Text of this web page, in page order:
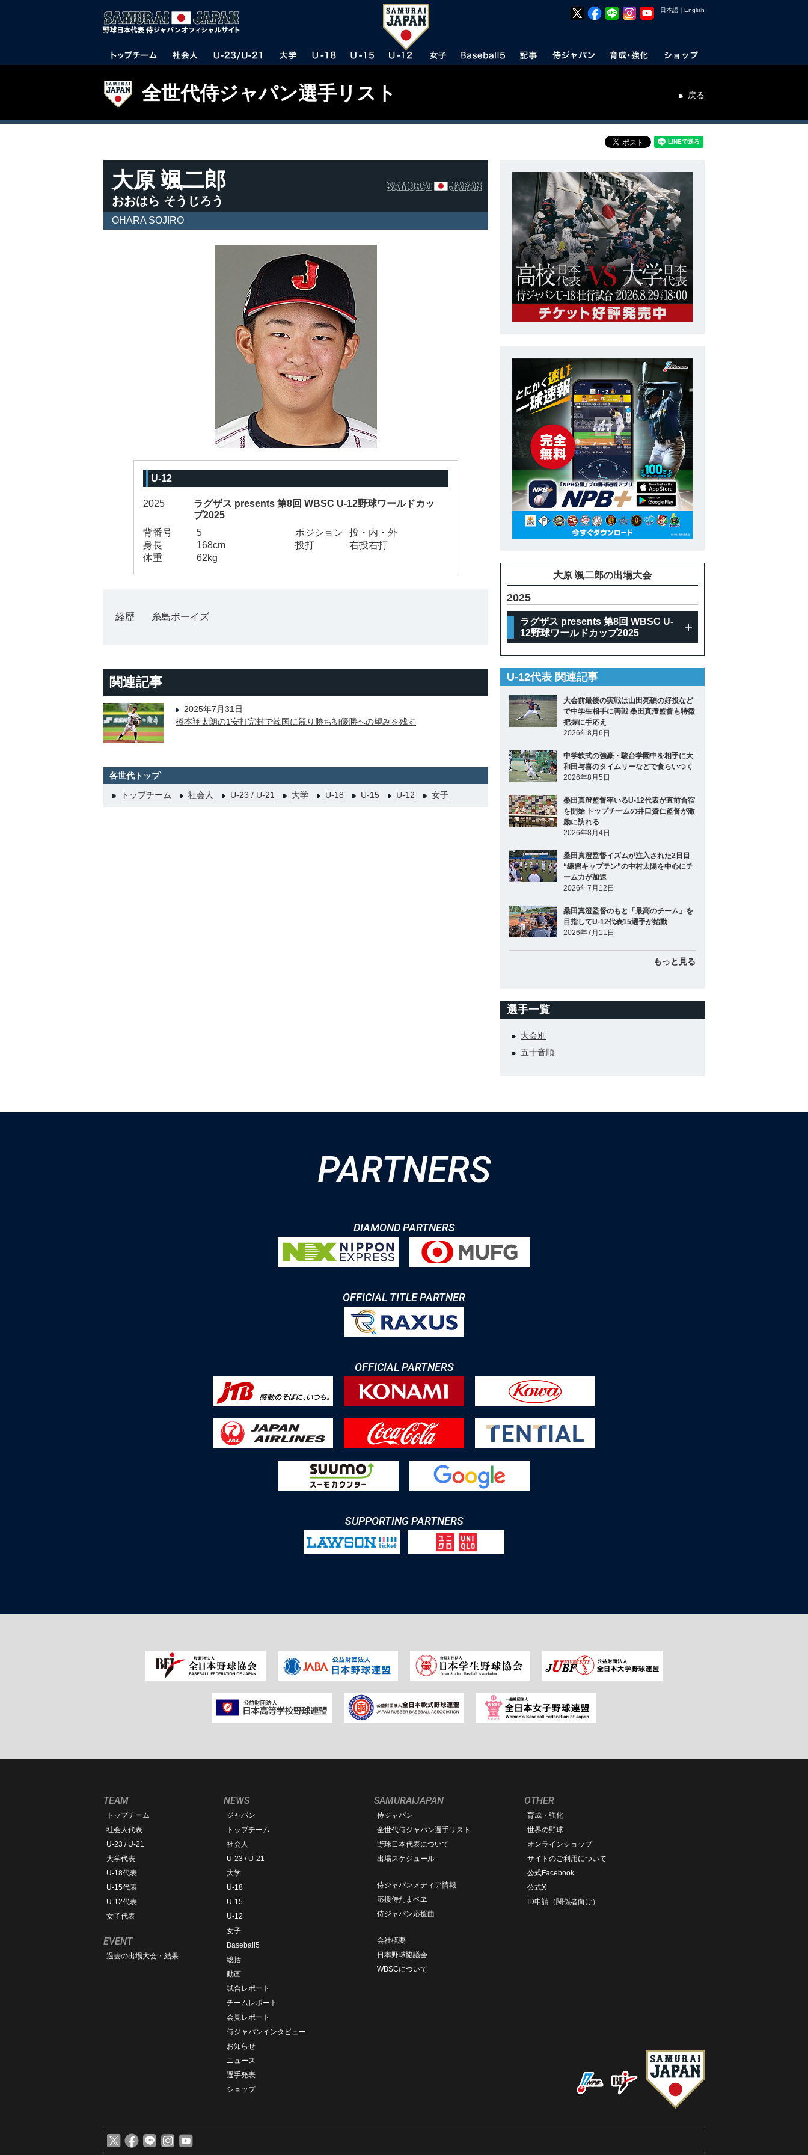
日本語 ｜ English
全世代侍ジャパン選手リスト 戻る
大原 颯二郎
おおはら そうじろう
OHARA SOJIRO
U-12
2025
ラグザス presents 第8回 WBSC U-12野球ワールドカッ
プ2025
背番号
5 ポジション
投・内・外
身長
168cm 投打
右投右打
体重
62kg
経歴 糸島ボーイズ
関連記事
2025年7月31日
橋本翔太朗の1安打完封で韓国に競り勝ち初優勝への望みを残す
各世代トップ
トップチーム
社会人 U-23 / U-21 大学 U-18 U-15 U-12 女子
大原 颯二郎の出場大会
2025
ラグザス presents 第8回 WBSC U-
12野球ワールドカップ2025
U-12代表 関連記事
大会前最後の実戦は山田亮碩の好投など
で中学生相手に善戦 桑田真澄監督も特徴
把握に手応え
2026年8月6日
中学軟式の強豪・駿台学園中を相手に大
和田与喜のタイムリーなどで食らいつく
2026年8月5日
桑田真澄監督率いるU-12代表が直前合宿
を開始 トップチームの井口資仁監督が激
励に訪れる
2026年8月4日
桑田真澄監督イズムが注入された2日目
“練習キャプテン”の中村太陽を中心にチ
ーム力が加速
2026年7月12日
桑田真澄監督のもと「最高のチーム」を
目指してU-12代表15選手が始動
2026年7月11日
もっと見る
選手一覧
大会別
五十音順
PARTNERS
DIAMOND PARTNERS
OFFICIAL TITLE PARTNER
OFFICIAL PARTNERS
SUPPORTING PARTNERS
TEAM
トップチーム
社会人代表
U-23 / U-21
大学代表
U-18代表
U-15代表
U-12代表
女子代表
EVENT
過去の出場大会・結果
NEWS
ジャパン
トップチーム
社会人
U-23 / U-21
大学
U-18
U-15
U-12
女子
Baseball5
総括
動画
試合レポート
チームレポート
会見レポート
侍ジャパンインタビュー
お知らせ
ニュース
選手発表
ショップ
SAMURAIJAPAN
侍ジャパン
全世代侍ジャパン選手リスト
野球日本代表について
出場スケジュール
侍ジャパンメディア情報
応援侍たまベヱ
侍ジャパン応援曲
会社概要
日本野球協議会
WBSCについて
OTHER
育成・強化
世界の野球
オンラインショップ
サイトのご利用について
公式Facebook
公式X
ID申請（関係者向け）